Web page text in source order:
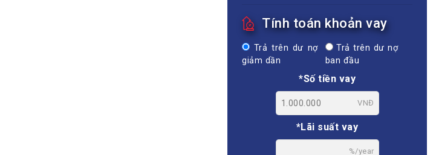
Tính toán khoản vay
Trả trên dư nợ
giảm dần
Trả trên dư nợ
ban đầu
*Số tiền vay
VNĐ
*Lãi suất vay
%/year